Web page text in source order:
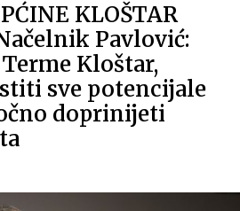
KLOŠTAR
Pavlović:
Kloštar,
sve potencijale
doprinijeti